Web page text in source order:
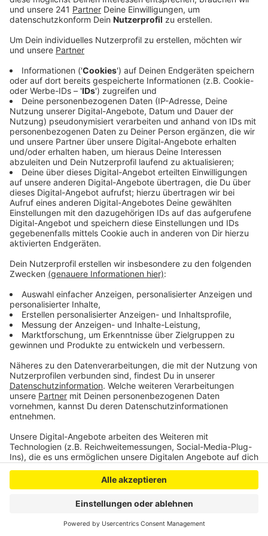
Anzeige
Jahren und drei Monaten. Sein Bruder erhielt
wegen der Vorbereitung schwerer
staatsgefährdender Gewalttaten dreieinhalb Jahre
Haft.
Im Januar 2017 hatte ein Sondereinsatzkommando
der Polizei die beiden Brüder im Haus ihrer Eltern in
Bad Münstereifel-Arloff festgenommen. Seit April
lief der Prozess gegen die beiden.
Laut Anklage hatten sie sich 2012 in Euskirchen
einer 15-köpfigen islamistischen Gruppe
angeschlossen und dann in Syrien in den Reihen
der islamistischen Terrormilizen Al-Nusra-Front
und Islamistischer Staat gekämpft.
Ende 2016 waren sie nach Deutschland
zurückgekehrt. Direkt nach ihrer Ankunft am
überwacht und ihre Telefone abgehört worden.
Veröffentlicht:Freitag, 01.02.2019 06:44
Anzeige
Anzeige